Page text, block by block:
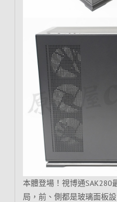
本體登場！視博通SAK280
局，前、側都是玻璃面板